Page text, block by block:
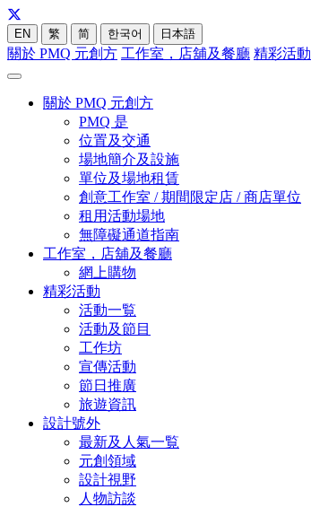
EN 繁 简 한국어 日本語
關於 PMQ 元創方 工作室，店舖及餐廳 精彩活動
關於 PMQ 元創方
PMQ 是
位置及交通
場地簡介及設施
單位及場地租賃
創意工作室 / 期間限定店 / 商店單位
租用活動場地
無障礙通道指南
工作室，店舖及餐廳
網上購物
精彩活動
活動一覧
活動及節目
工作坊
宣傳活動
節日推廣
旅遊資訊
設計號外
最新及人氣一覧
元創領域
設計視野
人物訪談